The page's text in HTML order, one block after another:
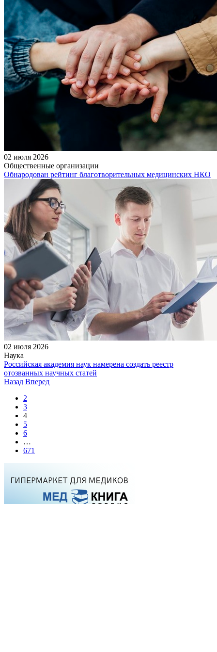
02 июля 2026
Общественные организации
Обнародован рейтинг благотворительных медицинских НКО
02 июля 2026
Наука
Российская академия наук намерена создать реестр
отозванных научных статей
Назад Вперед
2
3
4
5
6
…
671